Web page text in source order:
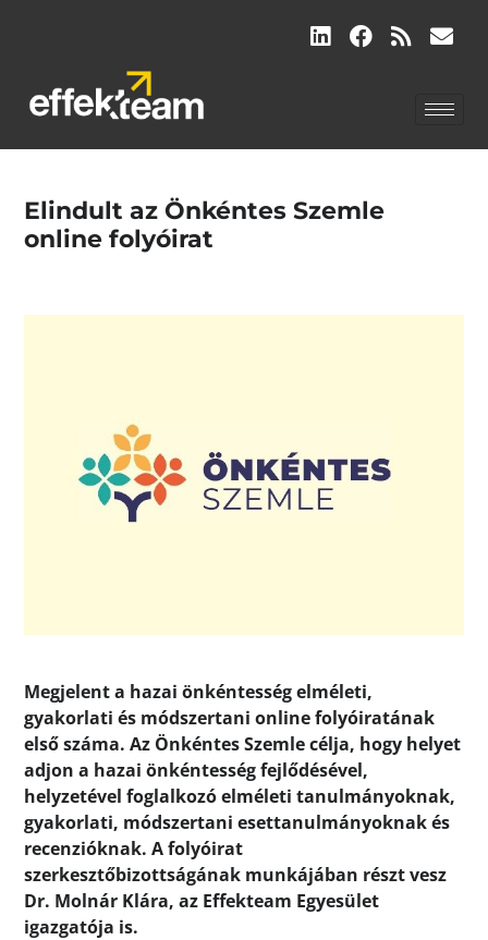
Elindult az Önkéntes Szemle
online folyóirat
Megjelent a hazai önkéntesség elméleti,
gyakorlati és módszertani online folyóiratának
első száma. Az Önkéntes Szemle célja, hogy helyet
adjon a hazai önkéntesség fejlődésével,
helyzetével foglalkozó elméleti tanulmányoknak,
gyakorlati, módszertani esettanulmányoknak és
recenzióknak. A folyóirat
szerkesztőbizottságának munkájában részt vesz
Dr. Molnár Klára, az Effekteam Egyesület
igazgatója is.